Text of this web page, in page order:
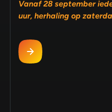
Vanaf 28 september
uur, herhaling op